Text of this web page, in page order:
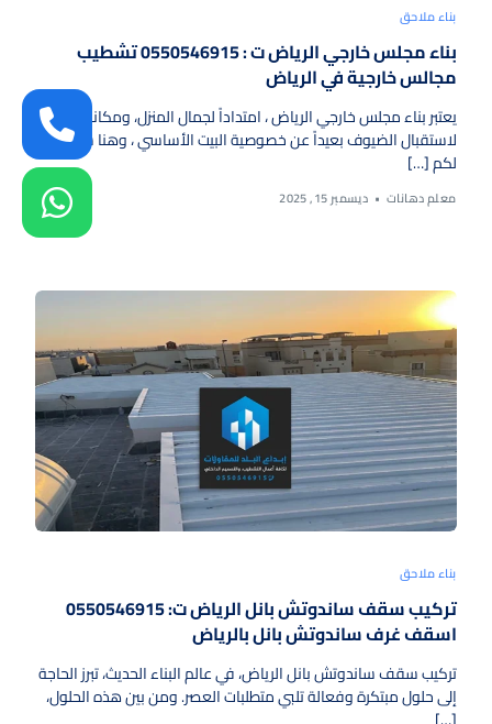
بناء ملاحق
بناء مجلس خارجي الرياض ت : 0550546915 تشطيب
مجالس خارجية في الرياض
يعتبر بناء مجلس خارجي الرياض ، امتداداً لجمال المنزل، ومكاناً راقياً
لاستقبال الضيوف بعيداً عن خصوصية البيت الأساسي ، وهنا سنوضح
لكم […]
معلم دهانات ديسمبر 15, 2025
بناء ملاحق
تركيب سقف ساندوتش بانل الرياض ت: 0550546915
اسقف غرف ساندوتش بانل بالرياض
تركيب سقف ساندوتش بانل الرياض، في عالم البناء الحديث، تبرز الحاجة
إلى حلول مبتكرة وفعالة تلبي متطلبات العصر. ومن بين هذه الحلول،